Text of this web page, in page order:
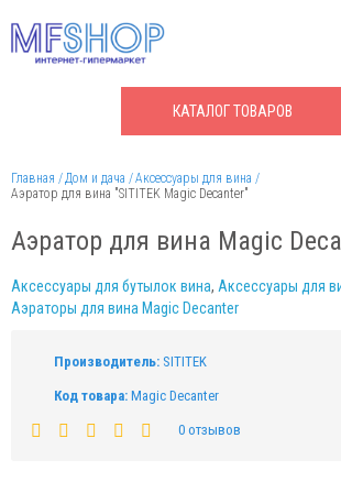
КАТАЛОГТОВАРОВ
Главная Дом и дача
Аксессуары для вина
Аэратор для вина "SITITEK Magic Decanter"
Аэратор для вина Magic
Аксессуары для бутылок вина, Аксессуары для
Аэраторы для вина Magic Decanter
Производитель: SITITEK
Код товара: Magic Decanter
0 отзывов